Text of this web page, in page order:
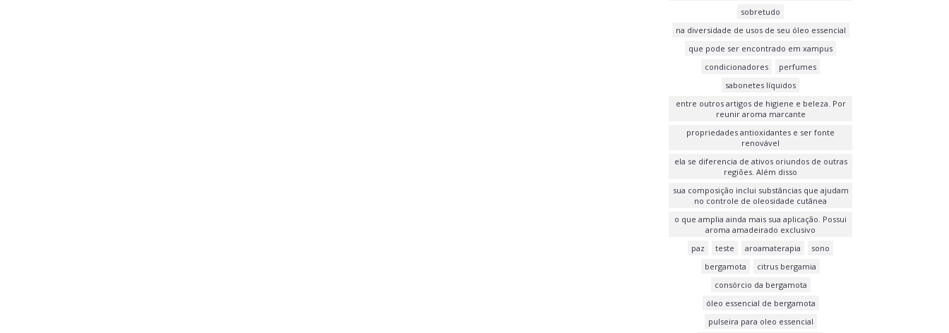
sobretudo
na diversidade de usos de seu óleo essencial
que pode ser encontrado em xampus
condicionadores
perfumes
sabonetes líquidos
entre outros artigos de higiene e beleza. Por
reunir aroma marcante
propriedades antioxidantes e ser fonte
renovável
ela se diferencia de ativos oriundos de outras
regiões. Além disso
sua composição inclui substâncias que ajudam
no controle de oleosidade cutânea
o que amplia ainda mais sua aplicação. Possui
aroma amadeirado exclusivo
paz
teste aroamaterapia
sono
bergamota
citrus bergamia
consórcio da bergamota
óleo essencial de bergamota
pulseira para oleo essencial